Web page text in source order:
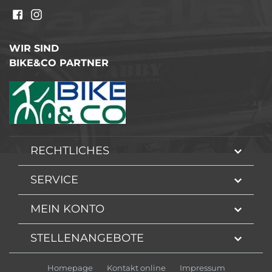
WIR SIND
BIKE&CO PARTNER
RECHTLICHES
SERVICE
MEIN KONTO
STELLENANGEBOTE
Homepage Kontakt online Impressum